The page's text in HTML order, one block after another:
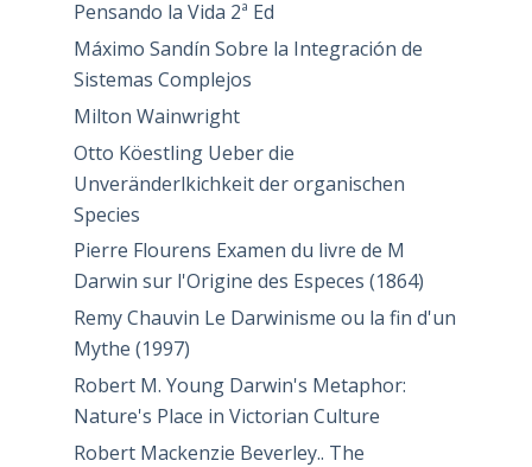
Pensando la Vida 2ª Ed
Máximo Sandín Sobre la Integración de
Sistemas Complejos
Milton Wainwright
Otto Köestling Ueber die
Unveränderlkichkeit der organischen
Species
Pierre Flourens Examen du livre de M
Darwin sur l'Origine des Especes (1864)
Remy Chauvin Le Darwinisme ou la fin d'un
Mythe (1997)
Robert M. Young Darwin's Metaphor:
Nature's Place in Victorian Culture
Robert Mackenzie Beverley.. The